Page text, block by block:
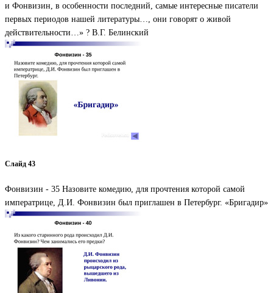
и Фонвизин, в особенности последний, самые интересные писатели
первых периодов нашей литературы…, они говорят о живой
действительности…» ? В.Г. Белинский
Слайд 43
Фонвизин - 35 Назовите комедию, для прочтения которой самой
императрице, Д.И. Фонвизин был приглашен в Петербург. «Бригадир»